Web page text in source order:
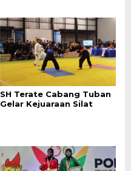
SH Terate Cabang Tuban
Gelar Kejuaraan Silat